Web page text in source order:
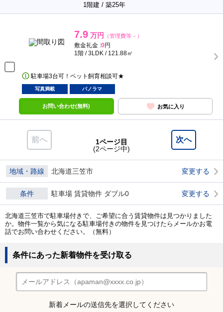
1階建 / 築25年
7.9 万円 （管理費等－）
敷金礼金 :0円
1階 / 3LDK / 121.88㎡
駐車場3台可！ペット飼育相談可★
写真満載 パノラマ
お問い合わせ(無料) お気に入り
前へ 次へ
1ページ目
(2ページ中)
地域・路線 北海道三笠市 変更する
条件 駐車場 賃貸物件 ダブル0 変更する
北海道三笠市で駐車場付きで、ご希望に合う賃貸物件は見つかりました
か。物件一覧から気になる駐車場付きの物件を見つけたらメールかお電
話でお問い合わせください。（無料）
条件にあった新着物件を受け取る
新着メールの送信先を選択してください